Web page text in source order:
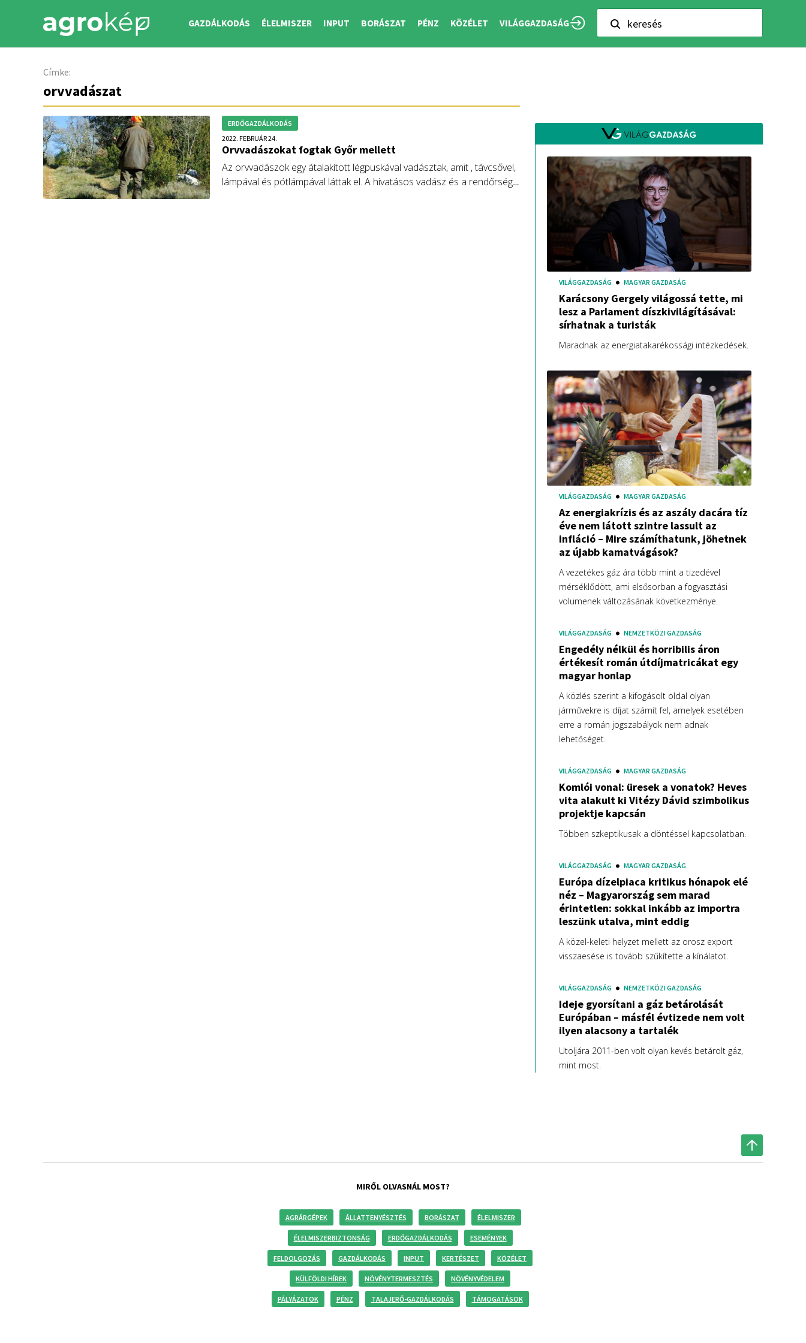
GAZDÁLKODÁS ÉLELMISZER INPUT BORÁSZAT PÉNZ KÖZÉLET VILÁGGAZDASÁG keresés
Címke:
orvvadászat
ERDŐGAZDÁLKODÁS
2022. FEBRUÁR 24.
Orvvadászokat fogtak Győr mellett
Az orvvadászok egy átalakított légpuskával vadásztak, amit , távcsővel,
lámpával és pótlámpával láttak el. A hivatásos vadász és a rendőrség
VILÁGGAZDASÁG MAGYAR GAZDASÁG
Karácsony Gergely világossá tette, mi
lesz a Parlament díszkivilágításával:
sírhatnak a turisták
Maradnak az energiatakarékossági intézkedések.
VILÁGGAZDASÁG MAGYAR GAZDASÁG
Az energiakrízis és az aszály dacára tíz
éve nem látott szintre lassult az
infláció – Mire számíthatunk, jöhetnek
az újabb kamatvágások?
A vezetékes gáz ára több mint a tizedével
mérséklődött, ami elsősorban a fogyasztási
volumenek változásának következménye.
VILÁGGAZDASÁG NEMZETKÖZI GAZDASÁG
Engedély nélkül és horribilis áron
értékesít román útdíjmatricákat egy
magyar honlap
A közlés szerint a kifogásolt oldal olyan
járművekre is díjat számít fel, amelyek esetében
erre a román jogszabályok nem adnak
lehetőséget.
VILÁGGAZDASÁG MAGYAR GAZDASÁG
Komlói vonal: üresek a vonatok? Heves
vita alakult ki Vitézy Dávid szimbolikus
projektje kapcsán
Többen szkeptikusak a döntéssel kapcsolatban.
VILÁGGAZDASÁG MAGYAR GAZDASÁG
Európa dízelpiaca kritikus hónapok elé
néz – Magyarország sem marad
érintetlen: sokkal inkább az importra
leszünk utalva, mint eddig
A közel-keleti helyzet mellett az orosz export
visszaesése is tovább szűkítette a kínálatot.
VILÁGGAZDASÁG NEMZETKÖZI GAZDASÁG
Ideje gyorsítani a gáz betárolását
Európában – másfél évtizede nem volt
ilyen alacsony a tartalék
Utoljára 2011-ben volt olyan kevés betárolt gáz,
mint most.
MIRŐL OLVASNÁL MOST?
AGRÁRGÉPEK ÁLLATTENYÉSZTÉS BORÁSZAT ÉLELMISZER
ÉLELMISZERBIZTONSÁG ERDŐGAZDÁLKODÁS ESEMÉNYEK
FELDOLGOZÁS GAZDÁLKODÁS INPUT KERTÉSZET KÖZÉLET
KÜLFÖLDI HÍREK NÖVÉNYTERMESZTÉS NÖVÉNYVÉDELEM
PÁLYÁZATOK PÉNZ TALAJERŐ-GAZDÁLKODÁS TÁMOGATÁSOK